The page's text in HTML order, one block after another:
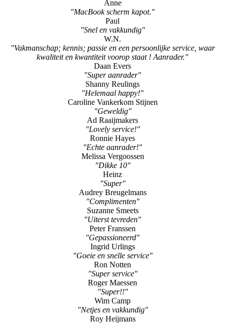
Anne
"MacBook scherm kapot."
Paul
"Snel en vakkundig"
W.N.
"Vakmanschap; kennis; passie en een persoonlijke service, waar
kwaliteit en kwantiteit voorop staat ! Aanrader."
Daan Evers
"Super aanrader"
Shanny Reulings
"Helemaal happy!"
Caroline Vankerkom Stijnen
"Geweldig"
Ad Raaijmakers
"Lovely service!"
Ronnie Hayes
"Echte aanrader!"
Melissa Vergoossen
"Dikke 10"
Heinz
"Super"
Audrey Breugelmans
"Complimenten"
Suzanne Smeets
"Uiterst tevreden"
Peter Franssen
"Gepassioneerd"
Ingrid Urlings
"Goeie en snelle service"
Ron Notten
"Super service"
Roger Maessen
"Super!!"
Wim Camp
"Netjes en vakkundig"
Roy Heijmans